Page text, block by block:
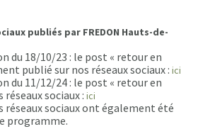
publiés par FREDON Hauts-de-
du 18/10/23 : le post « retour en
publié sur nos réseaux sociaux :ici
du 11/12/24 : le post « retour en
réseaux sociaux :ici
réseaux sociaux ont également été
programme.